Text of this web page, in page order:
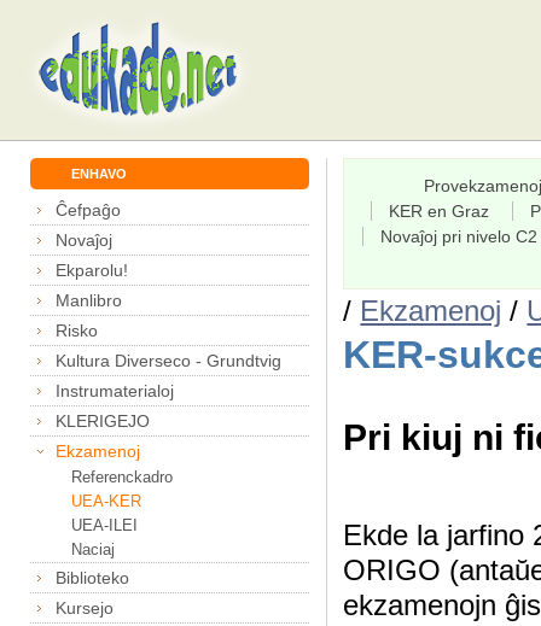
ENHAVO
Ĉefpaĝo
Novaĵoj
Ekparolu!
Manlibro
Risko
Kultura Diverseco - Grundtvig
Instrumaterialoj
KLERIGEJO
Ekzamenoj
Referenckadro
UEA-KER
UEA-ILEI
Naciaj
Biblioteko
Kursejo
Provekzamenoj
KER en Graz
Novaĵoj pri nivelo C2
/ Ekzamenoj /
KER-
Pri kiuj ni
Ekde la jarfino
ORIGO
ekzamenojn